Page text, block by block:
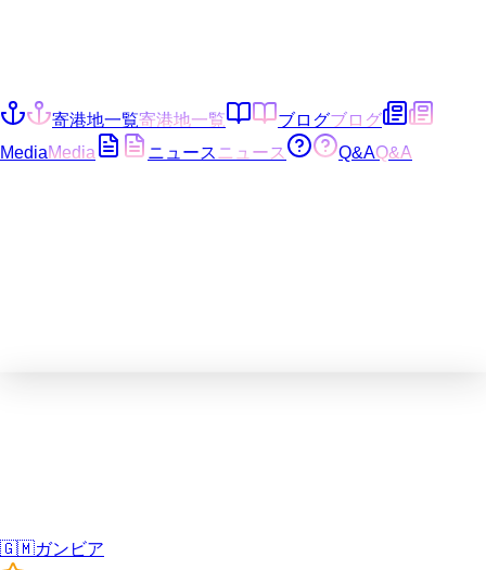
寄港地一覧寄港地一覧 ブログブログ
MediaMedia ニュース ニュース Q&AQ&A
🇬🇲ガンビア